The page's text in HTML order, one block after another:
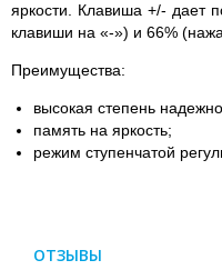
яркости. Клавиша +/- дает
клавиши на «-») и 66%
Преимущества:
высокая степень
память на яркость;
режим ступенчатой
ОТЗЫВЫ